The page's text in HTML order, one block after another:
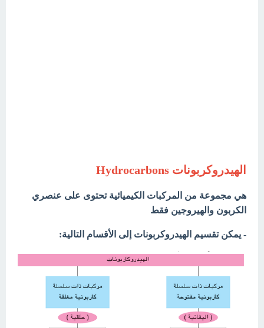
الهيدروكربونات Hydrocarbons
هي مجموعة من المركبات الكيميائية تحتوى على عنصري
الكربون والهيروجين فقط
- يمكن تقسيم الهيدروكربونات إلى الأقسام التالية: